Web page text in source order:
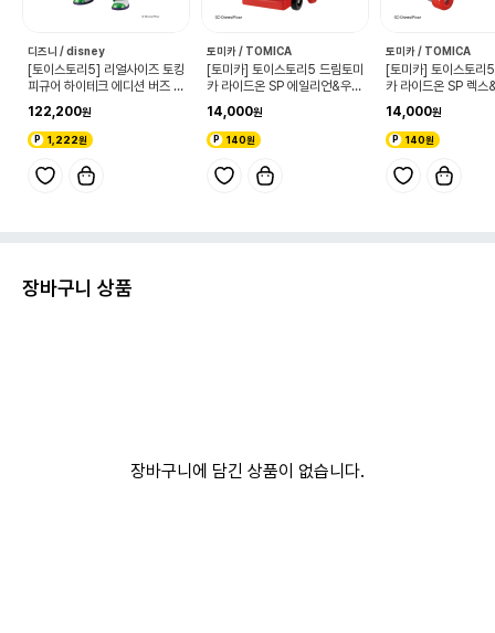
디즈니 / disney
[토이스토리5] 리얼사이즈 토킹
피규어 하이테크 에디션 버즈 라
122,200
1,222원
토미카 / TOMICA
[토미카] 토이스토리5 드림토미
카 라이드온 SP 에일리언&우주
14,000
140원
토미카 / TOMICA
[토미카] 토이스토리
카 라이드온 SP 렉스
14,000
140원
장바구니 상품
장바구니에 담긴 상품이 없습니다.